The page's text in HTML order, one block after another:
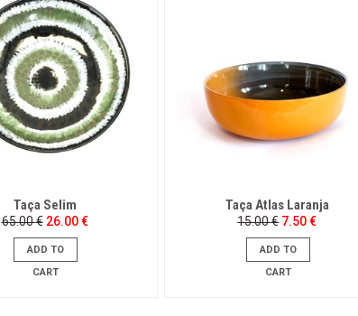
Taça Selim
65.00€ Original
price
was:
65.00 €.
26.00€Current
ADD TO
CART
Taça Atlas Laranja
15.00€ Original
price
was:
15.00 €.
7.50€Current
ADD TO
CART